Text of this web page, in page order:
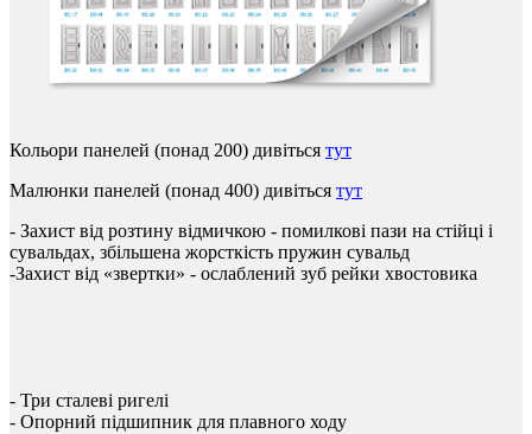
Кольори панелей (понад 200) дивіться тут
Малюнки панелей (понад 400) дивіться тут
- Захист від розтину відмичкою - помилкові пази на стійці і
сувальдах, збільшена жорсткість пружин сувальд
-Захист від «звертки» - ослаблений зуб рейки хвостовика
- Три сталеві ригелі
- Опорний підшипник для плавного ходу